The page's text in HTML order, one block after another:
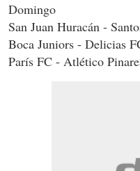
Domingo
San Juan Huracán -
Boca Juniors - Delicias
París FC - Atlético